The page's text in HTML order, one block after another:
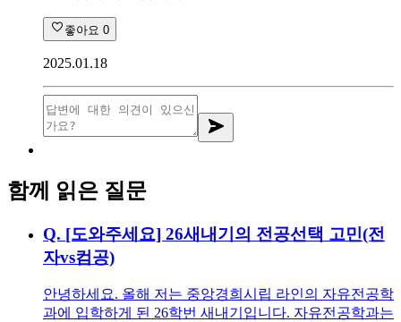
좋아요 0
2025.01.18
함께 읽은 질문
Q. [도와주세요] 26새내기의 전공선택 고민(전
자vs컴공)
안녕하세요. 올해 저는 중앙경희시립 라인의 자유전공학
과에 입학하게 된 26학번 새내기입니다. 자유전공학과는